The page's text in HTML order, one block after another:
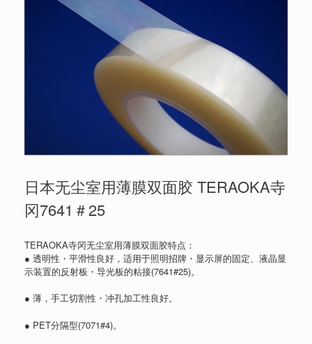
日本无尘室用薄膜双面胶 TERAOKA寺
冈7641＃25
TERAOKA寺冈无尘室用薄膜双面胶特点：
● 透明性・平滑性良好，适用于照明招牌・显示屏的固定、液晶显
示装置的反射板・导光板的粘接(7641#25)。
● 薄，手工切割性・冲孔加工性良好。
● PET分隔型(7071#4)。